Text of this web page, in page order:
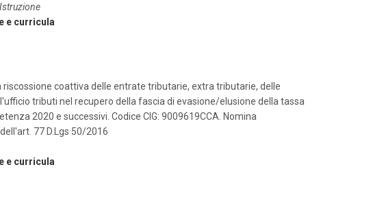
e curricula
coattiva delle entrate tributarie, extra tributarie, delle
tributi nel recupero della fascia di evasione/elusione della tassa
2020 e successivi. Codice CIG: 9009619CCA. Nomina
77 D.Lgs 50/2016
e curricula